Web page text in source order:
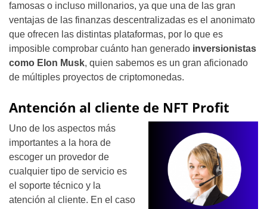
famosas o incluso millonarios, ya que una de las gran
ventajas de las finanzas descentralizadas es el anonimato
que ofrecen las distintas plataformas, por lo que es
imposible comprobar cuánto han generado inversionistas
como Elon Musk, quien sabemos es un gran aficionado
de múltiples proyectos de criptomonedas.
Antención al cliente de NFT Profit
Uno de los aspectos más
importantes a la hora de
escoger un provedor de
cualquier tipo de servicio es
el soporte técnico y la
atención al cliente. En el caso